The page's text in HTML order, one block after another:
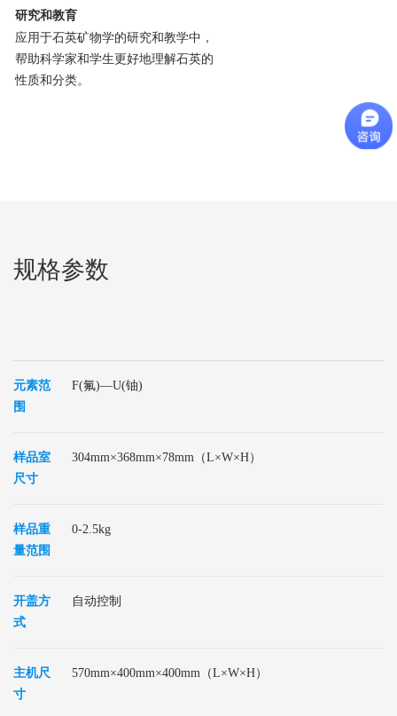
研究和教育
应用于石英矿物学的研究和教学中，
帮助科学家和学生更好地理解石英的
性质和分类。
规格参数
元素范
围
F(氟)—U(铀)
样品室
尺寸
304mm×368mm×78mm（L×W×H）
样品重
量范围
0-2.5kg
开盖方
式
自动控制
主机尺
寸
570mm×400mm×400mm（L×W×H）